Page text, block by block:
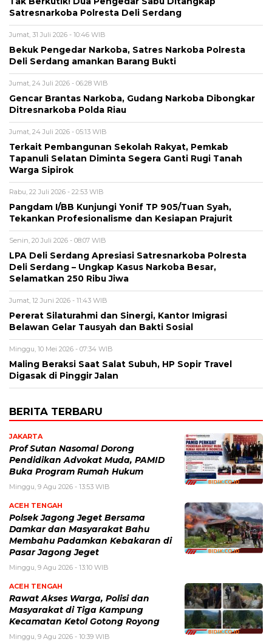
Satresnarkoba Polresta Deli Serdang
Jumat, 31 Juli 2026 - 10:46 WIB
Bekuk Pengedar Narkoba, Satres Narkoba Polresta
Deli Serdang amankan Barang Bukti
Jumat, 24 Juli 2026 - 06:28 WIB
Gencar Brantas Narkoba, Gudang Narkoba Dibongkar
Ditresnarkoba Polda Riau
Jumat, 24 Juli 2026 - 05:13 WIB
Terkait Pembangunan Sekolah Rakyat, Pemkab
Tapanuli Selatan Diminta Segera Ganti Rugi Tanah
Warga Sipirok
Rabu, 22 Juli 2026 - 22:53 WIB
Pangdam I/BB Kunjungi Yonif TP 905/Tuan Syah,
Tekankan Profesionalisme dan Kesiapan Prajurit
Senin, 20 Juli 2026 - 08:07 WIB
LPA Deli Serdang Apresiasi Satresnarkoba Polresta
Deli Serdang – Ungkap Kasus Narkoba Besar,
Selamatkan 250 Ribu Jiwa
Jumat, 12 Juni 2026 - 11:43 WIB
Pererat Silaturahmi dan Sinergi, Kantor Imigrasi
Belawan Gelar Tausyah dan Bakti Sosial
Minggu, 10 Mei 2026 - 07:34 WIB
Maling Beraksi Saat Salat Subuh, HP Sopir Travel
Digasak di Pinggir Jalan
BERITA TERBARU
JAKARTA
Prof Sutan Nasomal Dorong
Pendidikan Advokat Muda, PAMID
Buka Program Rumah Hukum
Minggu, 9 Agu 2026 - 13:53 WIB
ACEH TENGAH
Polsek Jagong Jeget Bersama
Damkar dan Masyarakat Bahu
Membahu Padamkan Kebakaran di
Pasar Jagong Jeget
Minggu, 9 Agu 2026 - 13:10 WIB
ACEH TENGAH
Rawat Akses Warga, Polisi dan
Masyarakat di Tiga Kampung
Kecamatan Ketol Gotong Royong
Minggu, 9 Agu 2026 - 10:39 WIB